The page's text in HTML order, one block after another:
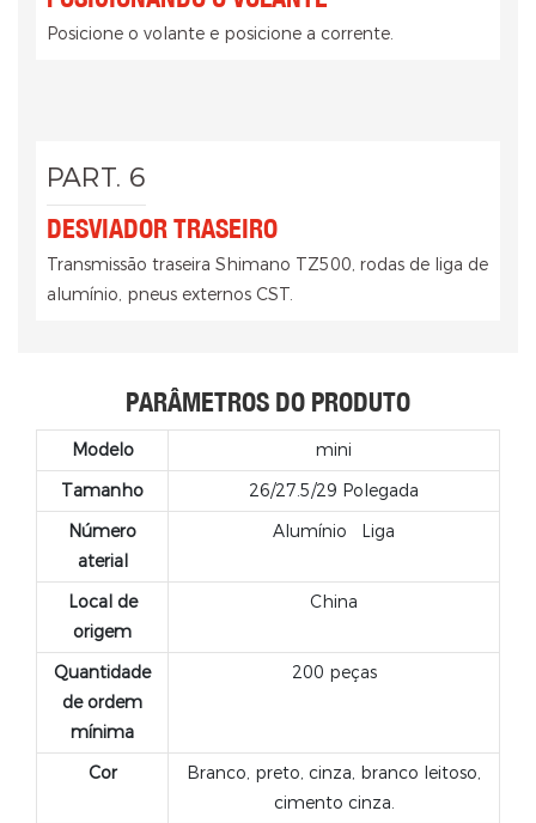
Posicione o volante e posicione a corrente.
PART. 6
DESVIADOR TRASEIRO
Transmissão traseira Shimano TZ500, rodas de liga de
alumínio, pneus externos CST.
PARÂMETROS DO PRODUTO
Modelo
mini
Tamanho
26/27.5/29 Polegada
Número
aterial
Alumínio Liga
Local de
origem
China
Quantidade
de ordem
mínima
200 peças
Cor
Branco, preto, cinza, branco leitoso,
cimento cinza.